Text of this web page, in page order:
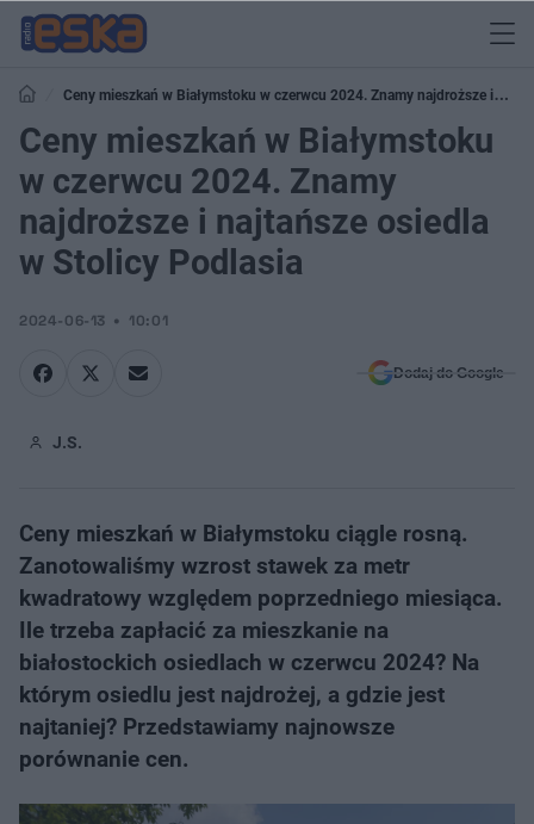
Ceny mieszkań w Białymstoku w czerwcu 2024. Znamy najdroższe i
najtańsze osiedla w Stolicy Podlasia
Ceny mieszkań w Białymstoku
w czerwcu 2024. Znamy
najdroższe i najtańsze osiedla
w Stolicy Podlasia
2024-06-13 10:01
Dodaj do Google
J.S.
Ceny mieszkań w Białymstoku ciągle rosną.
Zanotowaliśmy wzrost stawek za metr
kwadratowy względem poprzedniego miesiąca.
Ile trzeba zapłacić za mieszkanie na
białostockich osiedlach w czerwcu 2024? Na
którym osiedlu jest najdrożej, a gdzie jest
najtaniej? Przedstawiamy najnowsze
porównanie cen.